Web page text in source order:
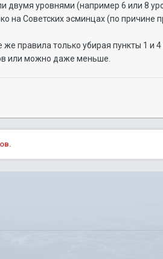
двумя уровнями (например 6 или 8
на Советских эсминцах (по причине
правила только убирая пункты 1 и
или можно даже меньше.